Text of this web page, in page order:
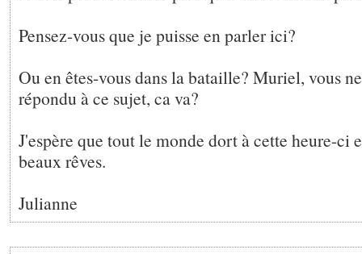
Pensez-vous que je puisse en parler ici?
Ou en êtes-vous dans la bataille? Muriel, vous
répondu à ce sujet, ca va?
J'espère que tout le monde dort à cette heure-ci
beaux rêves.
Julianne